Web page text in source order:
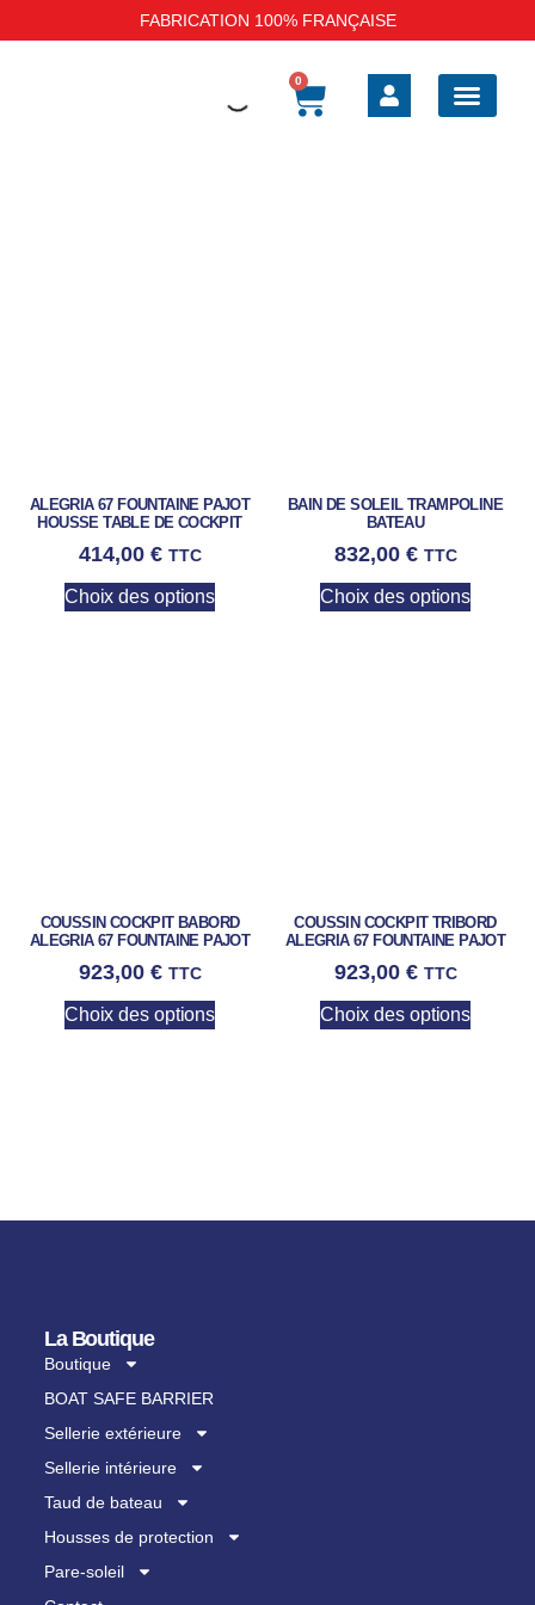
FABRICATION 100% FRANÇAISE
0
ALEGRIA 67 FOUNTAINE PAJOT
HOUSSE TABLE DE COCKPIT
414,00 € TTC
Choix des options
BAIN DE SOLEIL TRAMPOLINE
BATEAU
832,00 € TTC
Choix des options
COUSSIN COCKPIT BABORD
ALEGRIA 67 FOUNTAINE PAJOT
923,00 € TTC
Choix des options
COUSSIN COCKPIT TRIBORD
ALEGRIA 67 FOUNTAINE PAJOT
923,00 € TTC
Choix des options
La Boutique
Boutique
BOAT SAFE BARRIER
Sellerie extérieure
Sellerie intérieure
Taud de bateau
Housses de protection
Pare-soleil